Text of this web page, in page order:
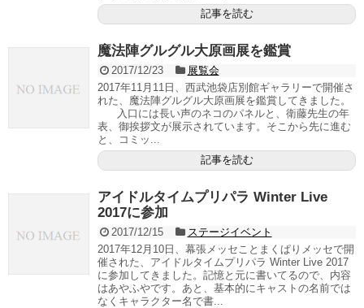
記事を読む
魔法陣グルグル大原画展を鑑賞
2017/12/23
展覧会
2017年11月11日、西武池袋店別館ギャラリーで開催さ
れた、魔法陣グルグル大原画展を鑑賞してきました。
入口には長い声のネコのパネルと、衛藤先生の年
表、御挨拶文が展示されています。そこから先に進む
と、コミッ...
記事を読む
アイドルタイムプリパラ Winter Live
2017に参加
2017/12/15
ステージイベント
2017年12月10日、幕張メッセことまくぱりメッセで開
催された、アイドルタイムプリパラ Winter Live 2017
に参加してきました。記憶と元に書いてるので、内容
はあやふやです。あと、基本的にキャストの名前では
なくキャラクター名で書...